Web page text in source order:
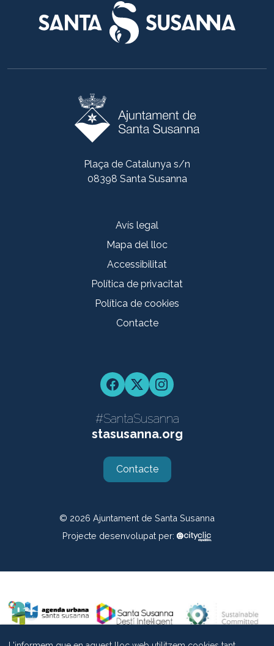
Plaça de Catalunya s/n
08398 Santa Susanna
Avís legal
Mapa del lloc
Accessibilitat
Política de privacitat
Política de cookies
Contacte
Facebook
TwitterInstagram
#SantaSusanna
stasusanna.org
Contacte
© 2026 Ajuntament de Santa Susanna
Projecte desenvolupat per: